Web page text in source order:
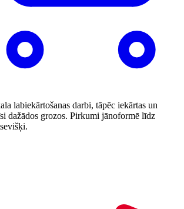
labiekārtošanas darbi, tāpēc iekārtas un
dažādos grozos. Pirkumi jānoformē līdz